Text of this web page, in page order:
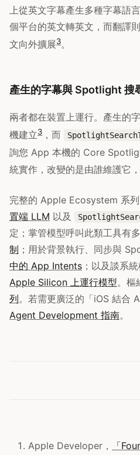
上從英文字幕產生多種字幕語
個平台的英文轉英文，而翻譯
文向外擴展3。
產生的字幕與 Spotlight 搜
兩者都在裝置上運行。產生的
機建立3 ，而
詢您 App 本機的 Core
統實作，改變的是由誰維護它
完整的 Apple Ecosystem 系列
置端 LLM 以及
定；掌管模型呼叫此類工具有
制 ；用於背景執行、同步與
中的 App Intents ；以及談系
Apple Silicon 上運行模型。樞
列。若需更廣泛的「iOS 結合
Agent Development 指南。
Apple Developer，
「